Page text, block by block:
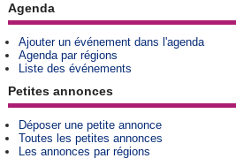
Agenda
Ajouter un événement dans l'agenda
Agenda par régions
Liste des événements
Petites annonces
Déposer une petite annonce
Toutes les petites annonces
Les annonces par régions